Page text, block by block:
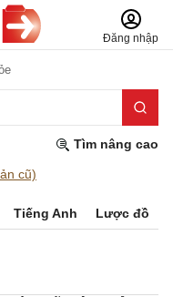
Đăng nhập
Tìm nâng cao
cũ)
Tiếng Anh Lược đồ